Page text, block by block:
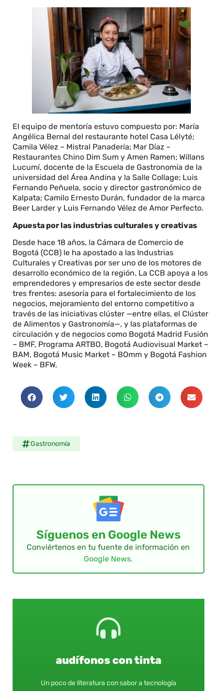
El equipo de mentoría estuvo compuesto por: María
Angélica Bernal del restaurante hotel Casa Lélyté;
Camila Vélez – Mistral Panadería; Mar Díaz –
Restaurantes Chino Dim Sum y Amen Ramen; Willans
Lucumí, docente de la Escuela de Gastronomía de la
universidad del Área Andina y la Salle Collage; Luis
Fernando Peñuela, socio y director gastronómico de
Kalpata; Camilo Ernesto Durán, fundador de la marca
Beer Larder y Luis Fernando Vélez de Amor Perfecto.
Apuesta por las industrias culturales y creativas
Desde hace 18 años, la Cámara de Comercio de
Bogotá (CCB) le ha apostado a las Industrias
Culturales y Creativas por ser uno de los motores de
desarrollo económico de la región. La CCB apoya a los
emprendedores y empresarios de este sector desde
tres frentes: asesoría para el fortalecimiento de los
negocios, mejoramiento del entorno competitivo a
través de las iniciativas clúster —entre ellas, el Clúster
de Alimentos y Gastronomía—, y las plataformas de
circulación y de negocios como Bogotá Madrid Fusión
– BMF, Programa ARTBO, Bogotá Audiovisual Market –
BAM, Bogotá Music Market – BOmm y Bogotá Fashion
Week – BFW.
Gastronomía
Síguenos en Google News
Conviértenos en tu fuente de información en
Google News.
audífonos con tinta
Un poco de literatura con sabor a tecnología